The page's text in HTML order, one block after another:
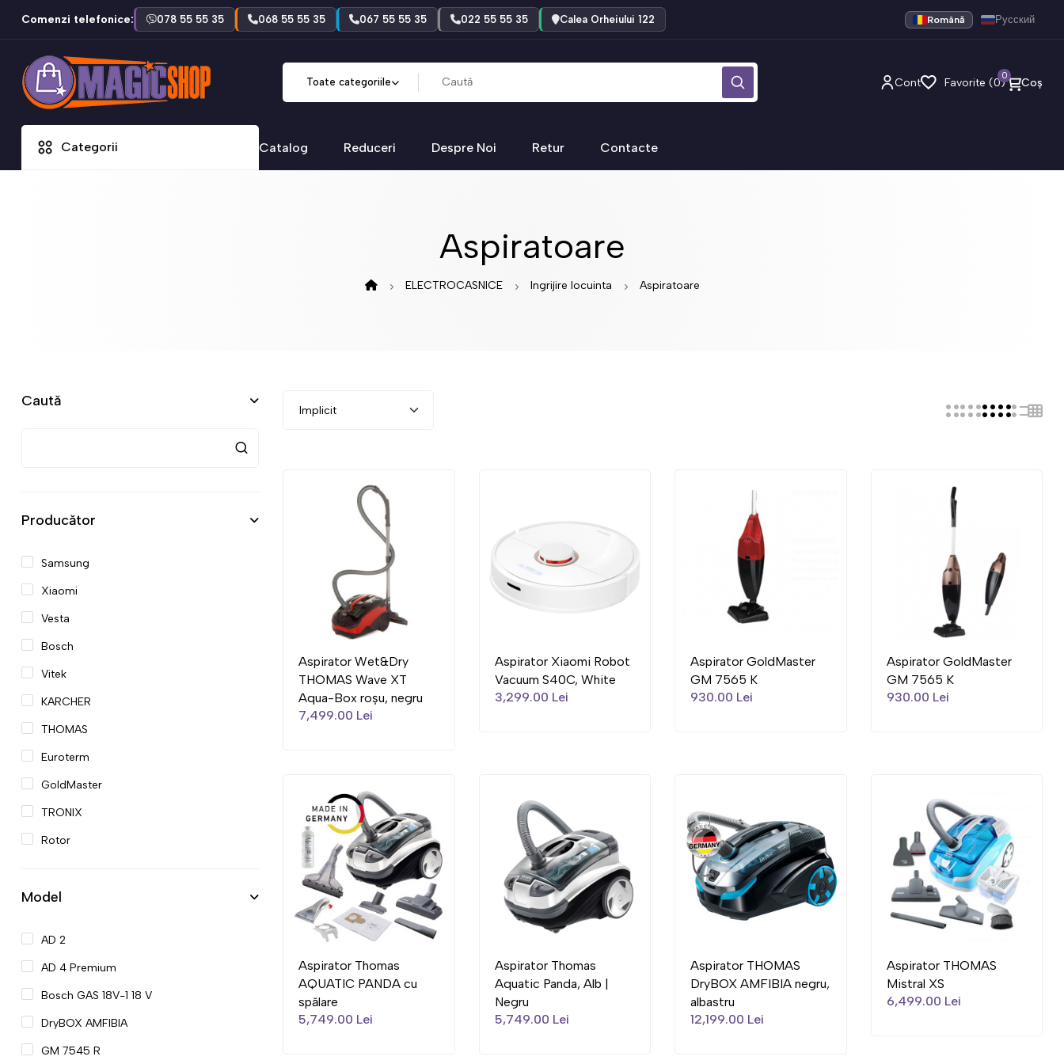
Comenzi telefonice: 078 55 55 35 068 55 55 35 067 55 55 35 022 55 55 35 Calea Orheiului 122 Română Русский
Toate categoriile Cont Favorite (0) Coș
0
Categorii Catalog Reduceri Despre Noi Retur Contacte
Aspiratoare
ELECTROCASNICE Ingrijire locuinta Aspiratoare
Caută
Producător
Samsung
Xiaomi
Vesta
Bosch
Vitek
KARCHER
THOMAS
Euroterm
GoldMaster
TRONIX
Rotor
Model
AD 2
AD 4 Premium
Bosch GAS 18V-1 18 V
DryBOX AMFIBIA
GM 7545 R
Aspirator Wet&Dry
THOMAS Wave XT
Aqua-Box roșu, negru
7,499.00 Lei
Aspirator Xiaomi Robot
Vacuum S40C, White
3,299.00 Lei
Aspirator GoldMaster
GM 7565 K
930.00 Lei
Aspirator GoldMaster
GM 7565 K
930.00 Lei
Aspirator Thomas
AQUATIC PANDA cu
spălare
5,749.00 Lei
Aspirator Thomas
Aquatic Panda, Alb |
Negru
5,749.00 Lei
Aspirator THOMAS
DryBOX AMFIBIA negru,
albastru
12,199.00 Lei
Aspirator THOMAS
Mistral XS
6,499.00 Lei